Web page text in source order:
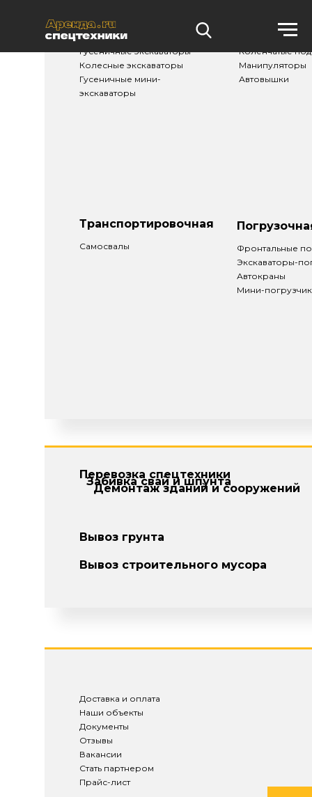
Землеройная
Гусеничные экскаваторы
Колесные экскаваторы
Гусеничные мини-
экскаваторы
Подъемная
Коленчатые
Манипуляторы
Автовышки
Транспортировочная
Самосвалы
Мини-
Автокраны
Экскаваторы-
Фронтальные
Перевозка спецтехники
Забивка свай и шпунта
Демонтаж зданий и сооружений
Вывоз грунта
Вывоз строительного мусора
Доставка и оплата
Наши объекты
Документы
Отзывы
Вакансии
Стать партнером
Прайс-лист